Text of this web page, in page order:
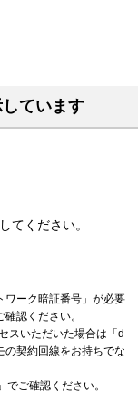
ています
てください。
ワーク暗証番号」が必要
確認ください。
スいただいた場合は「d
の契約回線をお持ちでな
」でご確認ください。